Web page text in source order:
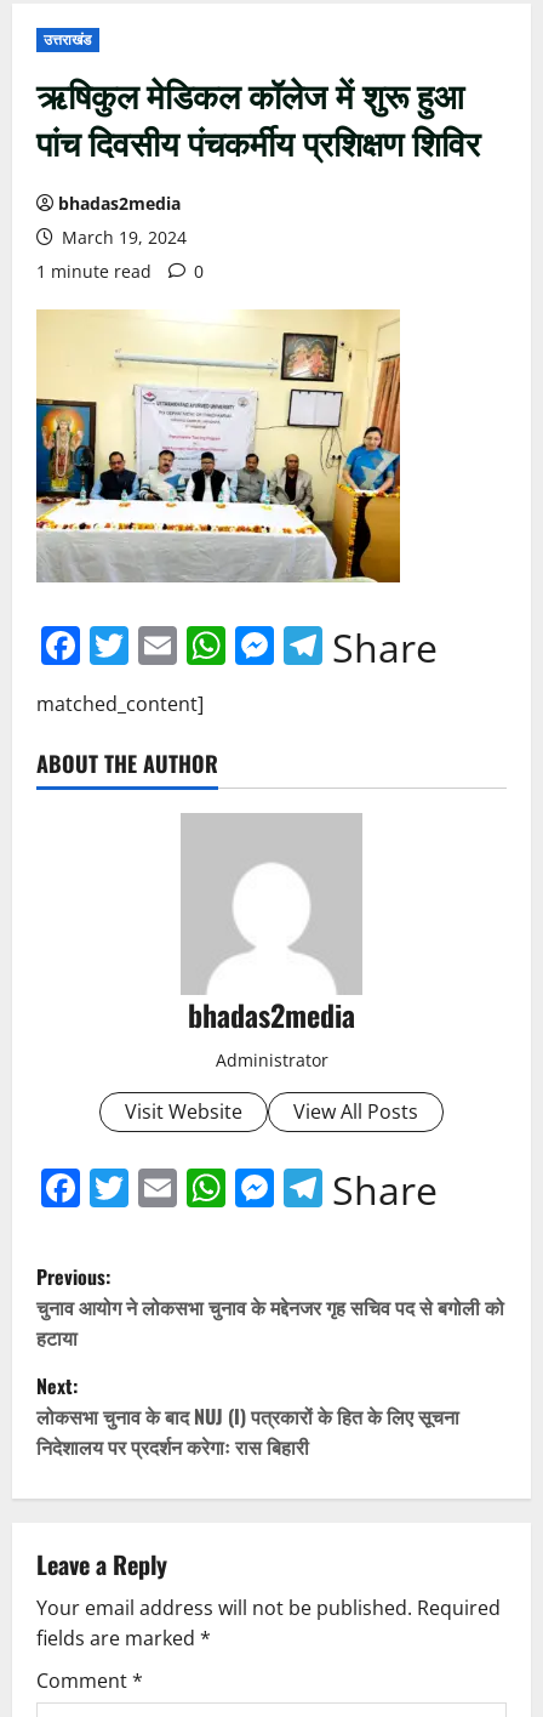
उत्तराखंड
ऋषिकुल मेडिकल कॉलेज में शुरू हुआ
पांच दिवसीय पंचकर्मीय प्रशिक्षण शिविर
bhadas2media
March 19, 2024
1 minute read
0
Facebook
Twitter
EmailWhatsApp
Messenger
Telegram
Share
matched_content]
ABOUT THE AUTHOR
bhadas2media
Administrator
Visit Website View All Posts
Facebook
Twitter
EmailWhatsApp
Messenger
Telegram
Share
P
o
s
t
n
v
i
g
Previous:
चुनाव आयोग ने लोकसभा चुनाव के मद्देनजर गृह सचिव पद से बगोली को
हटाया
Next:
लोकसभा चुनाव के बाद NUJ (I) पत्रकारों के हित के लिए सूचना
निदेशालय पर प्रदर्शन करेगाः रास बिहारी
Leave a Reply
Your email address will not be published. Required
fields are marked *
Comment*